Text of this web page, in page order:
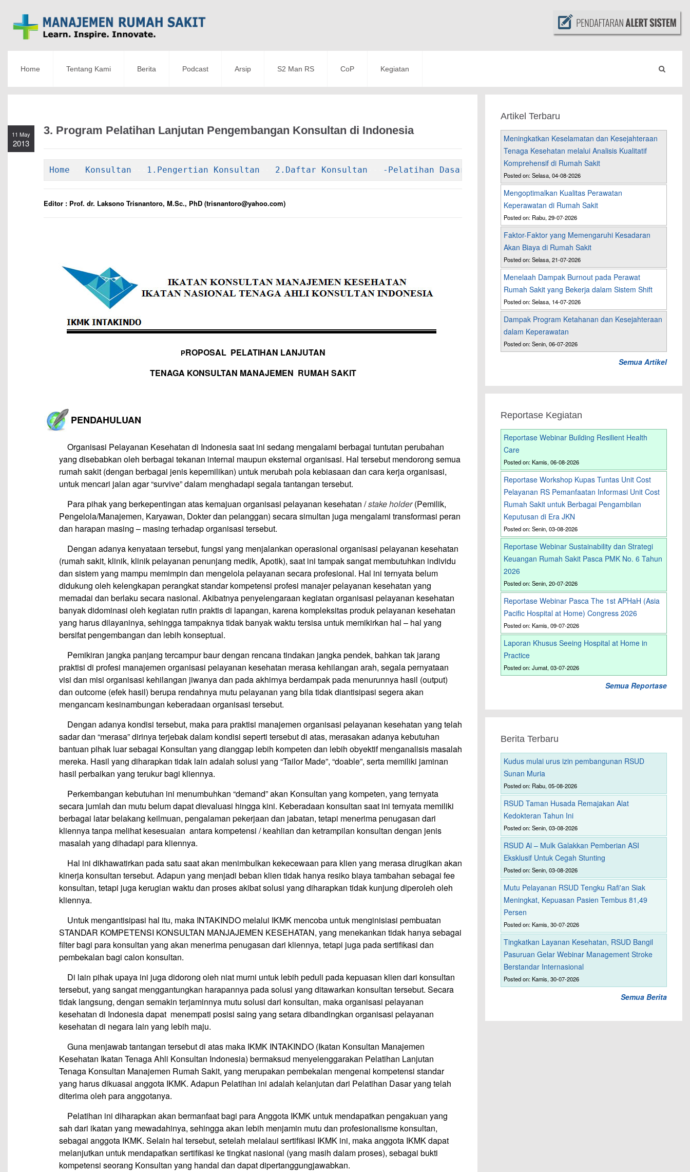
Home Tentang Kami Berita Podcast Arsip S2 Man RS CoP Kegiatan
11 May
2013
3. Program Pelatihan Lanjutan Pengembangan Konsultan di Indonesia
Home Konsultan 1.Pengertian Konsultan 2.Daftar Konsultan -Pelatihan Dasar -Pelatihan Lanjutan
Editor : Prof. dr. Laksono Trisnantoro, M.Sc., PhD (trisnantoro@yahoo.com)
PROPOSAL PELATIHAN LANJUTAN
TENAGA KONSULTAN MANAJEMEN RUMAH SAKIT
PENDAHULUAN
Organisasi Pelayanan Kesehatan di Indonesia saat ini sedang mengalami berbagai tuntutan perubahan
yang disebabkan oleh berbagai tekanan internal maupun eksternal organisasi. Hal tersebut mendorong semua
rumah sakit (dengan berbagai jenis kepemilikan) untuk merubah pola kebiasaan dan cara kerja organisasi,
untuk mencari jalan agar “survive” dalam menghadapi segala tantangan tersebut.
Para pihak yang berkepentingan atas kemajuan organisasi pelayanan kesehatan /stake holder(Pemilik,
Pengelola/Manajemen, Karyawan, Dokter dan pelanggan) secara simultan juga mengalami transformasi peran
dan harapan masing – masing terhadap organisasi tersebut.
Dengan adanya kenyataan tersebut, fungsi yang menjalankan operasional organisasi pelayanan kesehatan
(rumah sakit, klinik, klinik pelayanan penunjang medik, Apotik), saat ini tampak sangat membutuhkan individu
dan sistem yang mampu memimpin dan mengelola pelayanan secara profesional. Hal ini ternyata belum
didukung oleh kelengkapan perangkat standar kompetensi profesi manajer pelayanan kesehatan yang
memadai dan berlaku secara nasional. Akibatnya penyelengaraan kegiatan organisasi pelayanan kesehatan
banyak didominasi oleh kegiatan rutin praktis di lapangan, karena kompleksitas produk pelayanan kesehatan
yang harus dilayaninya, sehingga tampaknya tidak banyak waktu tersisa untuk memikirkan hal – hal yang
bersifat pengembangan dan lebih konseptual.
Pemikiran jangka panjang tercampur baur dengan rencana tindakan jangka pendek, bahkan tak jarang
praktisi di profesi manajemen organisasi pelayanan kesehatan merasa kehilangan arah, segala pernyataan
visi dan misi organisasi kehilangan jiwanya dan pada akhirnya berdampak pada menurunnya hasil (output)
dan outcome (efek hasil) berupa rendahnya mutu pelayanan yang bila tidak diantisipasi segera akan
mengancam kesinambungan keberadaan organisasi tersebut.
Dengan adanya kondisi tersebut, maka para praktisi manajemen organisasi pelayanan kesehatan yang telah
sadar dan “merasa” dirinya terjebak dalam kondisi seperti tersebut di atas, merasakan adanya kebutuhan
bantuan pihak luar sebagai Konsultan yang dianggap lebih kompeten dan lebih obyektif menganalisis masalah
mereka. Hasil yang diharapkan tidak lain adalah solusi yang “Tailor Made”, “doable”, serta memiliki jaminan
hasil perbaikan yang terukur bagi kliennya.
Perkembangan kebutuhan ini menumbuhkan “demand” akan Konsultan yang kompeten, yang ternyata
secara jumlah dan mutu belum dapat dievaluasi hingga kini. Keberadaan konsultan saat ini ternyata memiliki
berbagai latar belakang keilmuan, pengalaman pekerjaan dan jabatan, tetapi menerima penugasan dari
kliennya tanpa melihat kesesuaian antara kompetensi / keahlian dan ketrampilan konsultan dengan jenis
masalah yang dihadapi para kliennya.
Hal ini dikhawatirkan pada satu saat akan menimbulkan kekecewaan para klien yang merasa dirugikan akan
kinerja konsultan tersebut. Adapun yang menjadi beban klien tidak hanya resiko biaya tambahan sebagai fee
konsultan, tetapi juga kerugian waktu dan proses akibat solusi yang diharapkan tidak kunjung diperoleh oleh
kliennya.
Untuk mengantisipasi hal itu, maka INTAKINDO melalui IKMK mencoba untuk menginisiasi pembuatan
STANDAR KOMPETENSI KONSULTAN MANJAJEMEN KESEHATAN, yang menekankan tidak hanya sebagai
filter bagi para konsultan yang akan menerima penugasan dari kliennya, tetapi juga pada sertifikasi dan
pembekalan bagi calon konsultan.
Di lain pihak upaya ini juga didorong oleh niat murni untuk lebih peduli pada kepuasan klien dari konsultan
tersebut, yang sangat menggantungkan harapannya pada solusi yang ditawarkan konsultan tersebut. Secara
tidak langsung, dengan semakin terjaminnya mutu solusi dari konsultan, maka organisasi pelayanan
kesehatan di Indonesia dapat menempati posisi saing yang setara dibandingkan organisasi pelayanan
kesehatan di negara lain yang lebih maju.
Guna menjawab tantangan tersebut di atas maka IKMK INTAKINDO (Ikatan Konsultan Manajemen
Kesehatan Ikatan Tenaga Ahli Konsultan Indonesia) bermaksud menyelenggarakan Pelatihan Lanjutan
Tenaga Konsultan Manajemen Rumah Sakit, yang merupakan pembekalan mengenai kompetensi standar
yang harus dikuasai anggota IKMK. Adapun Pelatihan ini adalah kelanjutan dari Pelatihan Dasar yang telah
diterima oleh para anggotanya.
Pelatihan ini diharapkan akan bermanfaat bagi para Anggota IKMK untuk mendapatkan pengakuan yang
sah dari ikatan yang mewadahinya, sehingga akan lebih menjamin mutu dan profesionalisme konsultan,
sebagai anggota IKMK. Selain hal tersebut, setelah melalaui sertifikasi IKMK ini, maka anggota IKMK dapat
melanjutkan untuk mendapatkan sertifikasi ke tingkat nasional (yang masih dalam proses), sebagai bukti
kompetensi seorang Konsultan yang handal dan dapat dipertanggungjawabkan.
Artikel Terbaru
Meningkatkan Keselamatan dan Kesejahteraan
Tenaga Kesehatan melalui Analisis Kualitatif
Komprehensif di Rumah Sakit
Posted on: Selasa, 04-08-2026
Mengoptimalkan Kualitas Perawatan
Keperawatan di Rumah Sakit
Posted on: Rabu, 29-07-2026
Faktor-Faktor yang Memengaruhi Kesadaran
Akan Biaya di Rumah Sakit
Posted on: Selasa, 21-07-2026
Menelaah Dampak Burnout pada Perawat
Rumah Sakit yang Bekerja dalam Sistem Shift
Posted on: Selasa, 14-07-2026
Dampak Program Ketahanan dan Kesejahteraan
dalam Keperawatan
Posted on: Senin, 06-07-2026
Semua Artikel
Reportase Kegiatan
Reportase Webinar Building Resilient Health
Care
Posted on: Kamis, 06-08-2026
Reportase Workshop Kupas Tuntas Unit Cost
Pelayanan RS Pemanfaatan Informasi Unit Cost
Rumah Sakit untuk Berbagai Pengambilan
Keputusan di Era JKN
Posted on: Senin, 03-08-2026
Reportase Webinar Sustainability dan Strategi
Keuangan Rumah Sakit Pasca PMK No. 6 Tahun
2026
Posted on: Senin, 20-07-2026
Reportase Webinar Pasca The 1st APHaH (Asia
Pacific Hospital at Home) Congress 2026
Posted on: Kamis, 09-07-2026
Laporan Khusus Seeing Hospital at Home in
Practice
Posted on: Jumat, 03-07-2026
Semua Reportase
Berita Terbaru
Kudus mulai urus izin pembangunan RSUD
Sunan Muria
Posted on: Rabu, 05-08-2026
RSUD Taman Husada Remajakan Alat
Kedokteran Tahun Ini
Posted on: Senin, 03-08-2026
RSUD Al – Mulk Galakkan Pemberian ASI
Eksklusif Untuk Cegah Stunting
Posted on: Senin, 03-08-2026
Mutu Pelayanan RSUD Tengku Rafi'an Siak
Meningkat, Kepuasan Pasien Tembus 81,49
Persen
Posted on: Kamis, 30-07-2026
Tingkatkan Layanan Kesehatan, RSUD Bangil
Pasuruan Gelar Webinar Management Stroke
Berstandar Internasional
Posted on: Kamis, 30-07-2026
Semua Berita